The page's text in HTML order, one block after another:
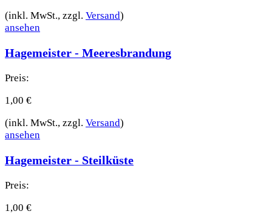
(inkl. MwSt., zzgl. Versand)
ansehen
Hagemeister - Meeresbrandung
Preis:
1,00 €
(inkl. MwSt., zzgl. Versand)
ansehen
Hagemeister - Steilküste
Preis:
1,00 €